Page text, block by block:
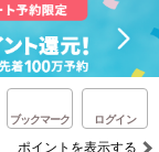
ブックマーク ログイン
ポイントを表示する